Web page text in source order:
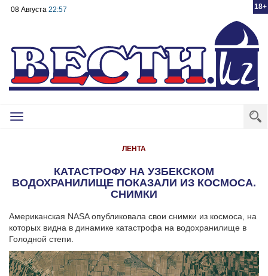
18+
08 Августа 22:57
Toggle
ЛЕНТА
КАТАСТРОФУ НА УЗБЕКСКОМ
ВОДОХРАНИЛИЩЕ ПОКАЗАЛИ ИЗ КОСМОСА.
СНИМКИ
Американская NASA опубликовала свои снимки из космоса, на
которых видна в динамике катастрофа на водохранилище в
Голодной степи.